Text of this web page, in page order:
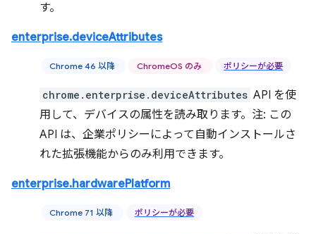
す。
enterprise.deviceAttributes
Chrome 46 以降 ChromeOS のみ ポリシーが必要
chrome.enterprise.deviceAttributes API を使
用して、デバイスの属性を読み取ります。注: この
API は、企業ポリシーによって自動インストールさ
れた拡張機能からのみ利用できます。
enterprise.hardwarePlatform
Chrome 71 以降 ポリシーが必要